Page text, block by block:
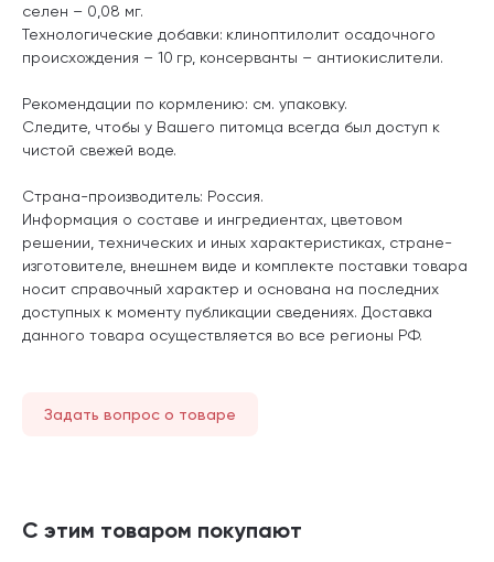
селен – 0,08 мг.
Технологические добавки: клиноптилолит осадочного
происхождения – 10 гр, консерванты – антиокислители.
Рекомендации по кормлению: см. упаковку.
Следите, чтобы у Вашего питомца всегда был доступ к
чистой свежей воде.
Страна-производитель: Россия.
Информация о составе и ингредиентах, цветовом
решении, технических и иных характеристиках, стране-
изготовителе, внешнем виде и комплекте поставки товара
носит справочный характер и основана на последних
доступных к моменту публикации сведениях. Доставка
данного товара осуществляется во все регионы РФ.
Задать вопрос о товаре
С этим товаром покупают